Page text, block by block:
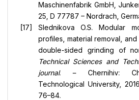
Maschinenfabrik GmbH,
25, D 77787 – Nordrach,
Slednikova O.S. Modular
profiles, material removal,
double-sided grinding of
Technical Sciences and
journal. – Chernihiv:
Technological University,
76–84.